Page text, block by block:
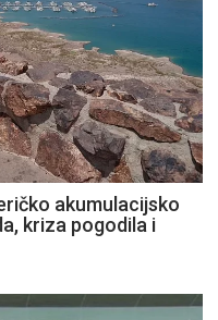
akumulacijsko
kriza pogodila i